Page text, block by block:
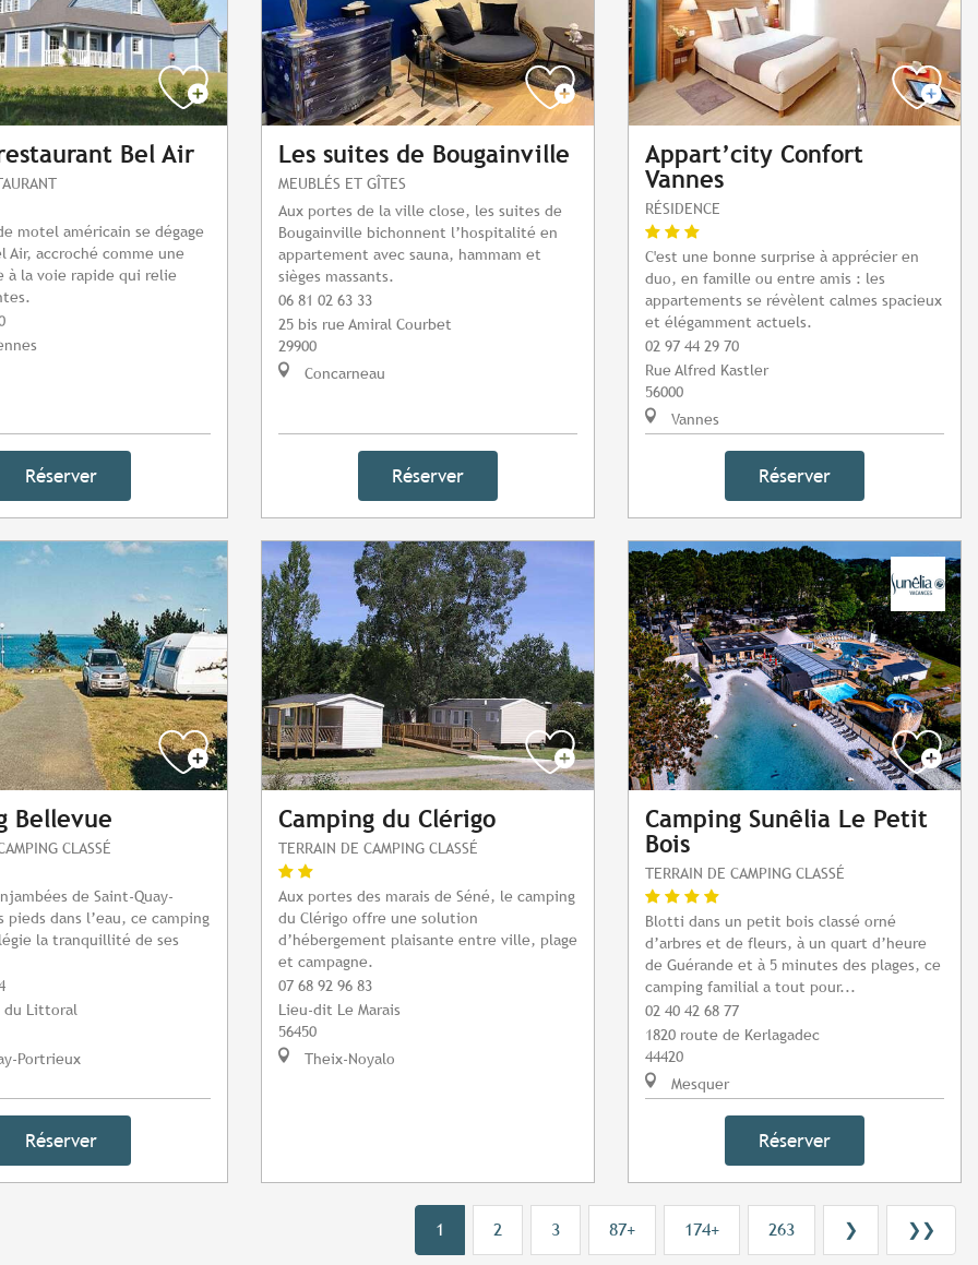
Bel Air
motel américain se dégage
Air, accroché comme une
à la voie rapide qui relie
Réserver
Les suites de Bougainville
MEUBLÉS ET GÎTES
Aux portes de la ville close, les suites de
Bougainville bichonnent l’hospitalité en
appartement avec sauna, hammam et
sièges massants.
06 81 02 63 33
25 bis rue Amiral Courbet
29900
Concarneau
Réserver
Appart’city Confort
Vannes
RÉSIDENCE
C'est une bonne surprise à apprécier en
duo, en famille ou entre amis : les
appartements se révèlent calmes spacieux
et élégamment actuels.
02 97 44 29 70
Rue Alfred Kastler
56000
Vannes
Réserver
Bellevue
CLASSÉ
de Saint-Quay-
pieds dans l’eau, ce camping
la tranquillité de ses
du Littoral
Portrieux
Réserver
Camping du Clérigo
TERRAIN DE CAMPING CLASSÉ
Aux portes des marais de Séné, le camping
du Clérigo offre une solution
d’hébergement plaisante entre ville, plage
et campagne.
07 68 92 96 83
Lieu-dit Le Marais
56450
Theix-Noyalo
Camping Sunêlia Le Petit
Bois
TERRAIN DE CAMPING CLASSÉ
Blotti dans un petit bois classé orné
d’arbres et de fleurs, à un quart d’heure
de Guérande et à 5 minutes des plages, ce
camping familial a tout pour...
02 40 42 68 77
1820 route de Kerlagadec
44420
Mesquer
Réserver
1 2 3 87+ 174+ 263 ❯ ❯❯